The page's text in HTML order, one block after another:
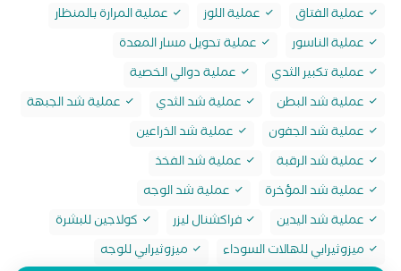
عملية الفتاق
عملية اللوز
عملية المرارة بالمنظار
عملية الناسور
عملية تحويل مسار المعدة
عملية تكبير الثدي
عملية دوالي الخصية
عملية شد البطن
عملية شد الثدي
عملية شد الجبهة
عملية شد الجفون
عملية شد الذراعين
عملية شد الرقبة
عملية شد الفخذ
عملية شد المؤخرة
عملية شد الوجه
عملية شد اليدين
فراكشنال ليزر
كولاجين للبشرة
ميزوثيرابي للهالات السوداء
ميزوثيرابي للوجه